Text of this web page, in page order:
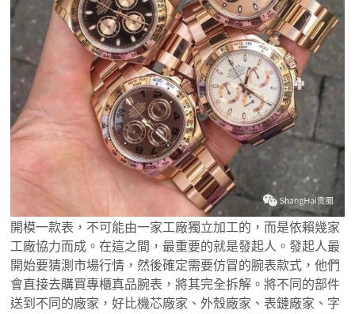
開模一款表，不可能由一家工廠獨立加工的，而是依賴幾家
工廠協力而成。在這之間，最重要的就是發起人。發起人最
開始要猜測市場行情，然後確定需要仿冒的腕表款式，他們
會直接去購買專櫃真品腕表，將其完全拆解。將不同的部件
送到不同的廠家，好比機芯廠家、外殼廠家、表鏈廠家、字